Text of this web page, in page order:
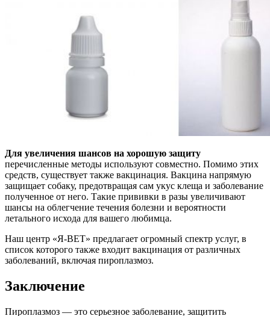
Для увеличения шансов на хорошую защиту
перечисленные методы используют совместно. Помимо этих
средств, существует также вакцинация. Вакцина напрямую
защищает собаку, предотвращая сам укус клеща и заболевание
полученное от него. Такие прививки в разы увеличивают
шансы на облегчение течения болезни и вероятности
летального исхода для вашего любимца.
Наш центр «Я-ВЕТ» предлагает огромный спектр услуг, в
список которого также входит вакцинация от различных
заболеваний, включая пироплазмоз.
Заключение
Пироплазмоз — это серьезное заболевание, защитить